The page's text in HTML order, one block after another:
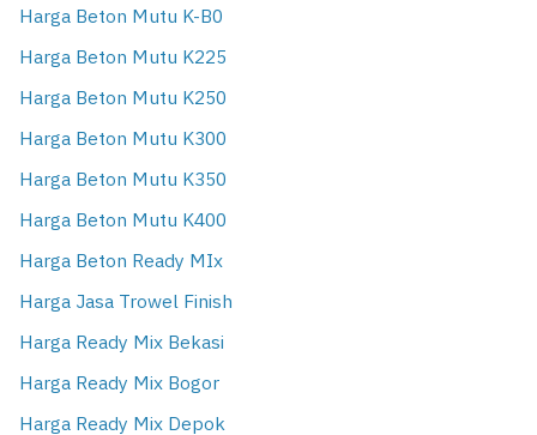
Harga Beton Mutu K-B0
Harga Beton Mutu K225
Harga Beton Mutu K250
Harga Beton Mutu K300
Harga Beton Mutu K350
Harga Beton Mutu K400
Harga Beton Ready MIx
Harga Jasa Trowel Finish
Harga Ready Mix Bekasi
Harga Ready Mix Bogor
Harga Ready Mix Depok